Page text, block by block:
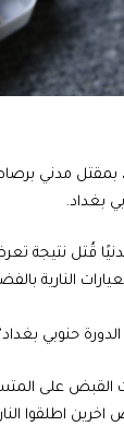
بمقتل مدني
بغداد.
قُتل نتيجة
النارية
حنوبي
القبض على
اخرين اطلقوا